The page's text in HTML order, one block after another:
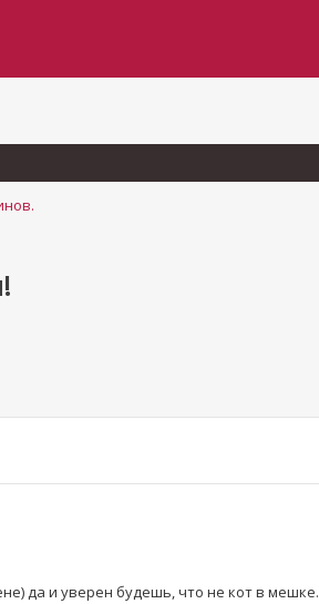
да и уверен будешь, что не кот в мешке.